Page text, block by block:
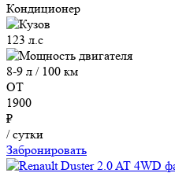
Кондиционер
123 л.с
8-9 л / 100 км
ОТ
1900
₽
/ сутки
Забронировать